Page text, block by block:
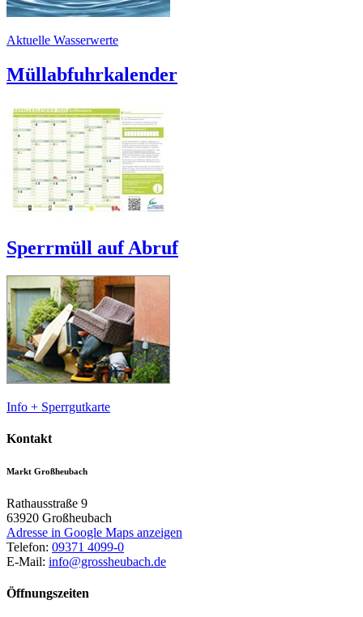
Aktuelle Wasserwerte
Müllabfuhrkalender
Sperrmüll auf Abruf
Info + Sperrgutkarte
Kontakt
Markt Großheubach
Rathausstraße 9
63920 Großheubach
Adresse in Google Maps anzeigen
Telefon: 09371 4099-0
E-Mail: info@grossheubach.de
Öffnungszeiten